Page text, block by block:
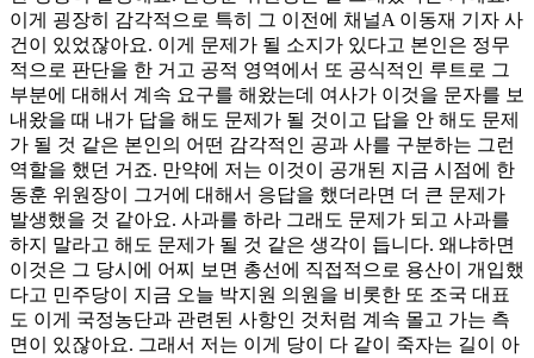
이게 굉장히 감각적으로 특히 그 이전에 채널A 이동재 기자 사
건이 있었잖아요. 이게 문제가 될 소지가 있다고 본인은 정무
적으로 판단을 한 거고 공적 영역에서 또 공식적인 루트로 그
부분에 대해서 계속 요구를 해왔는데 여사가 이것을 문자를 보
내왔을 때 내가 답을 해도 문제가 될 것이고 답을 안 해도 문제
가 될 것 같은 본인의 어떤 감각적인 공과 사를 구분하는 그런
역할을 했던 거죠. 만약에 저는 이것이 공개된 지금 시점에 한
동훈 위원장이 그거에 대해서 응답을 했더라면 더 큰 문제가
발생했을 것 같아요. 사과를 하라 그래도 문제가 되고 사과를
하지 말라고 해도 문제가 될 것 같은 생각이 듭니다. 왜냐하면
이것은 그 당시에 어찌 보면 총선에 직접적으로 용산이 개입했
다고 민주당이 지금 오늘 박지원 의원을 비롯한 또 조국 대표
도 이게 국정농단과 관련된 사항인 것처럼 계속 몰고 가는 측
면이 있잖아요. 그래서 저는 이게 당이 다 같이 죽자는 길이 아